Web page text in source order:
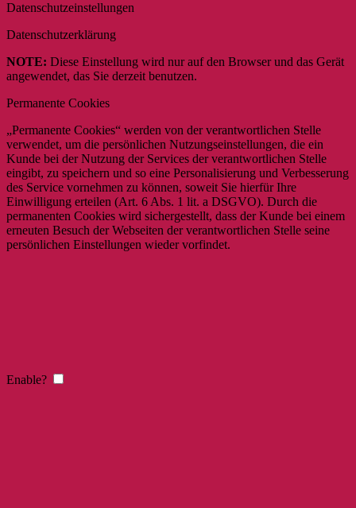
Datenschutzeinstellungen
Datenschutzerklärung
NOTE: Diese Einstellung wird nur auf den Browser und das Gerät
angewendet, das Sie derzeit benutzen.
Permanente Cookies
„Permanente Cookies“ werden von der verantwortlichen Stelle
verwendet, um die persönlichen Nutzungseinstellungen, die ein
Kunde bei der Nutzung der Services der verantwortlichen Stelle
eingibt, zu speichern und so eine Personalisierung und Verbesserung
des Service vornehmen zu können, soweit Sie hierfür Ihre
Einwilligung erteilen (Art. 6 Abs. 1 lit. a DSGVO). Durch die
permanenten Cookies wird sichergestellt, dass der Kunde bei einem
erneuten Besuch der Webseiten der verantwortlichen Stelle seine
persönlichen Einstellungen wieder vorfindet.
Enable?